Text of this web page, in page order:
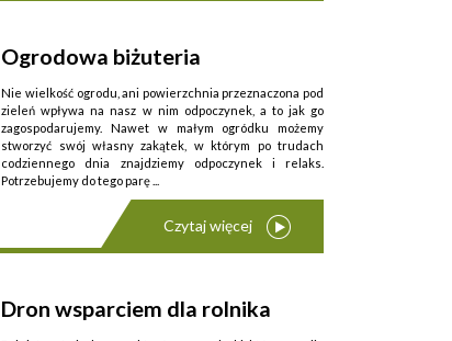
Ogrodowa biżuteria
Nie wielkość ogrodu, ani powierzchnia przeznaczona pod
zieleń wpływa na nasz w nim odpoczynek, a to jak go
zagospodarujemy. Nawet w małym ogródku możemy
stworzyć swój własny zakątek, w którym po trudach
codziennego dnia znajdziemy odpoczynek i relaks.
Potrzebujemy do tego parę ...
Czytaj więcej
Dron wsparciem dla rolnika